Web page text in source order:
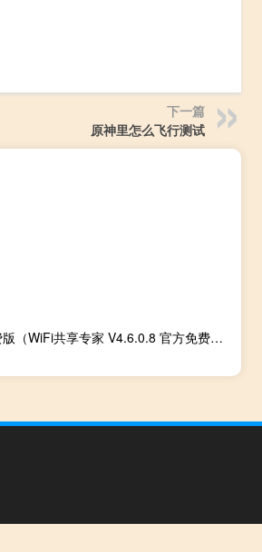
下一篇
原神里怎么飞行测试
WiFi共享专家 V4.6.0.8 官方免费版（WiFi共享专家 V4.6.0.8 官方免费版功能简介）